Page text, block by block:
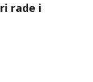
rade i